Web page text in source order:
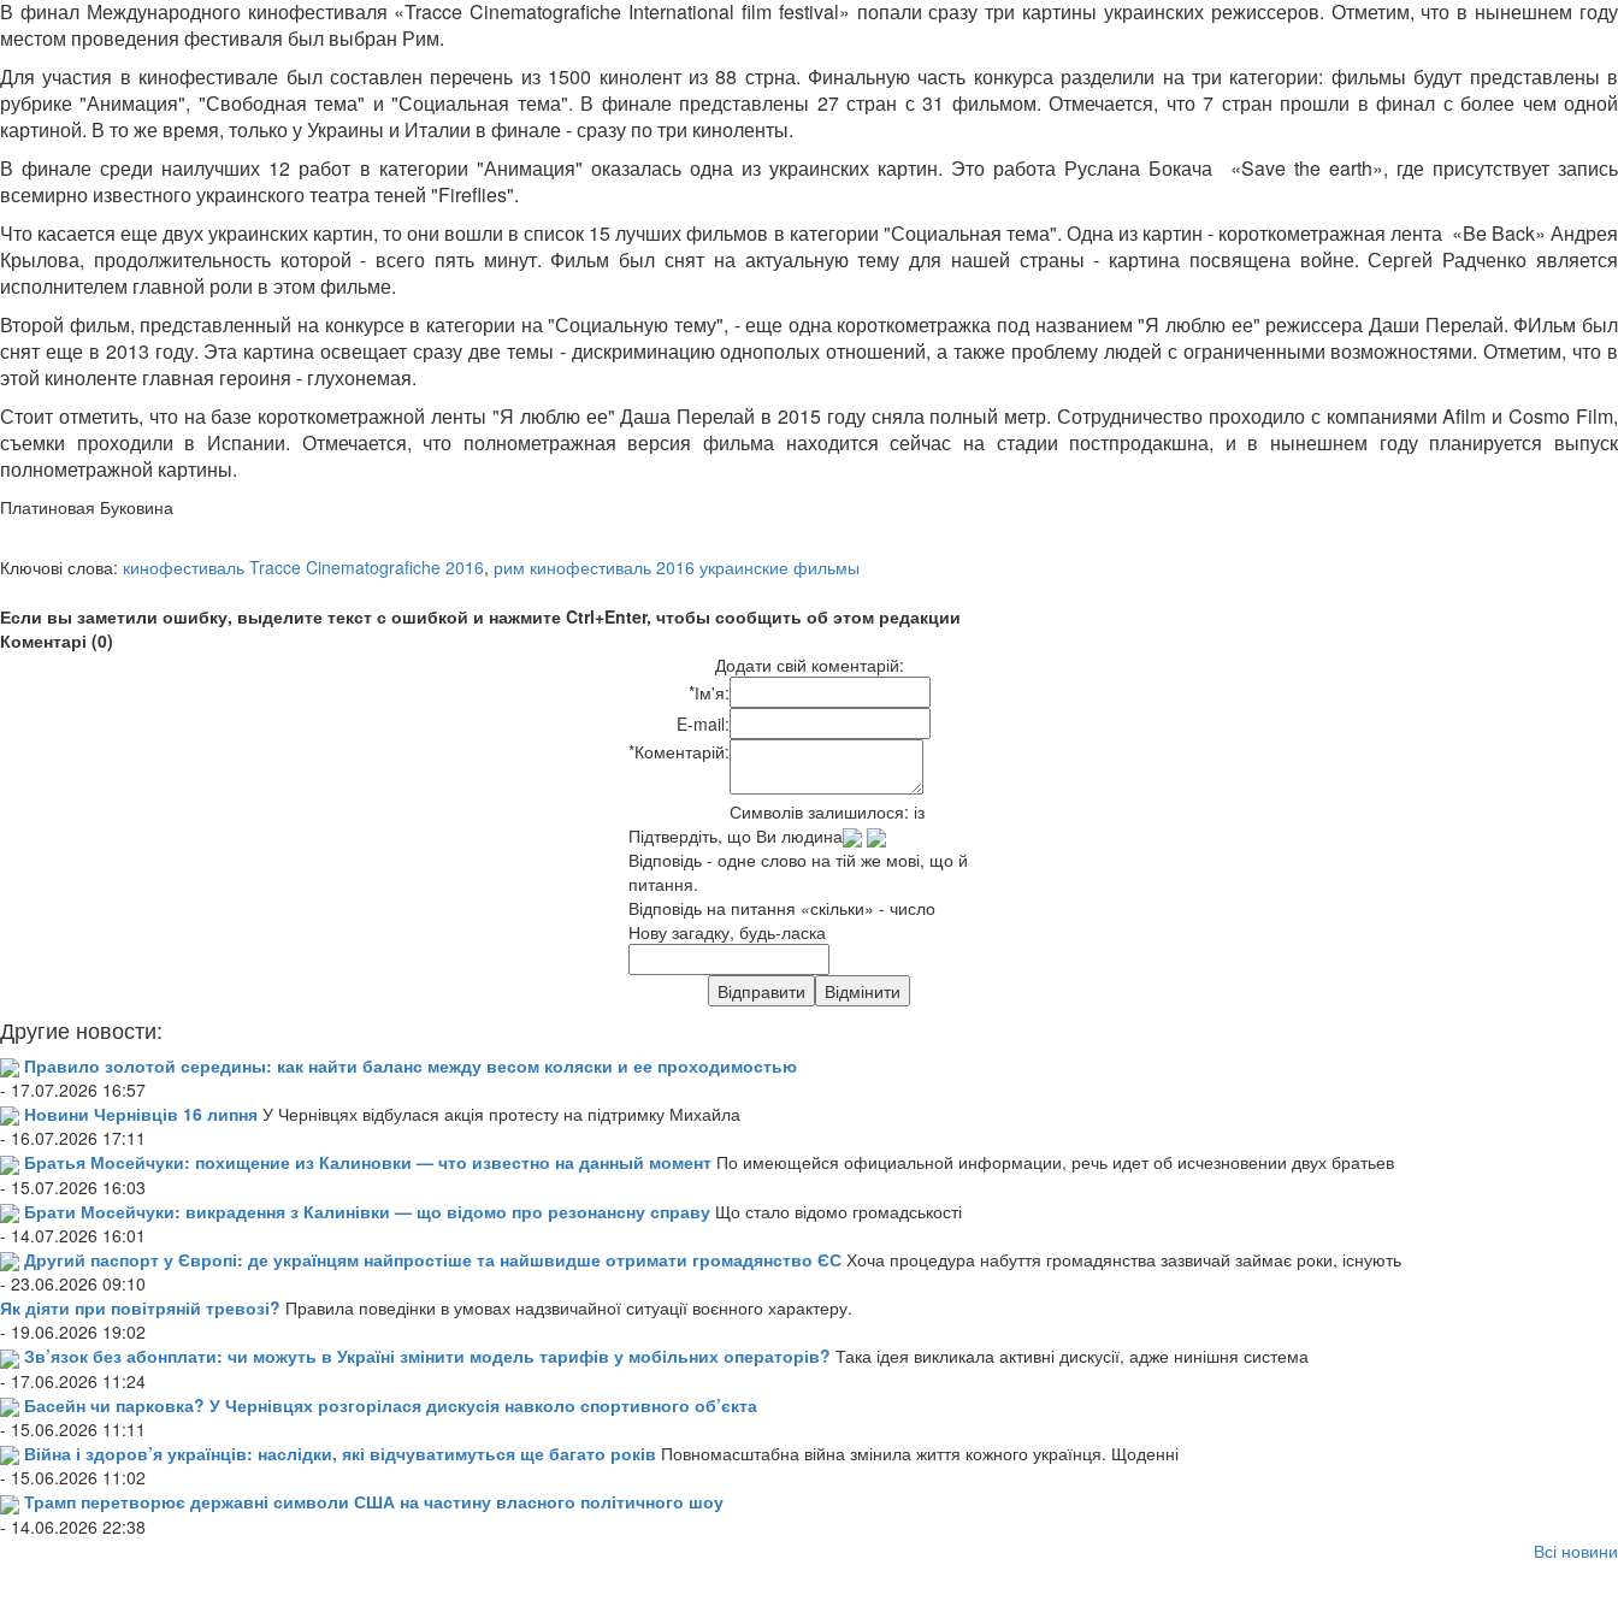
В финал Международного кинофестиваля «Tracce Cinematografiche International film festival» попали сразу три картины украинских режиссеров. Отметим, что в нынешнем году
местом проведения фестиваля был выбран Рим.
Для участия в кинофестивале был составлен перечень из 1500 кинолент из 88 стрна. Финальную часть конкурса разделили на три категории: фильмы будут представлены в
рубрике "Анимация", "Свободная тема" и "Социальная тема". В финале представлены 27 стран с 31 фильмом. Отмечается, что 7 стран прошли в финал с более чем одной
картиной. В то же время, только у Украины и Италии в финале - сразу по три киноленты.
В финале среди наилучших 12 работ в категории "Анимация" оказалась одна из украинских картин. Это работа Руслана Бокача «Save the earth», где присутствует запись
всемирно известного украинского театра теней "Fireflies".
Что касается еще двух украинских картин, то они вошли в список 15 лучших фильмов в категории "Социальная тема". Одна из картин - короткометражная лента «Be Back» Андрея
Крылова, продолжительность которой - всего пять минут. Фильм был снят на актуальную тему для нашей страны - картина посвящена войне. Сергей Радченко является
исполнителем главной роли в этом фильме.
Второй фильм, представленный на конкурсе в категории на "Социальную тему", - еще одна короткометражка под названием "Я люблю ее" режиссера Даши Перелай. ФИльм был
снят еще в 2013 году. Эта картина освещает сразу две темы - дискриминацию однополых отношений, а также проблему людей с ограниченными возможностями. Отметим, что в
этой киноленте главная героиня - глухонемая.
Стоит отметить, что на базе короткометражной ленты "Я люблю ее" Даша Перелай в 2015 году сняла полный метр. Сотрудничество проходило с компаниями Afilm и Cosmo Film,
съемки проходили в Испании. Отмечается, что полнометражная версия фильма находится сейчас на стадии постпродакшна, и в нынешнем году планируется выпуск
полнометражной картины.
Платиновая Буковина
Ключові слова: кинофестиваль Tracce Cinematografiche 2016, рим кинофестиваль 2016 украинские фильмы
Если вы заметили ошибку, выделите текст с ошибкой и нажмите Ctrl+Enter, чтобы сообщить об этом редакции
Коментарі (0)
Додати свій коментарій:
*Ім'я:
E-mail:
*Коментарій:
Символів залишилося: із
Підтвердіть, що Ви людина
Відповідь - одне слово на тій же мові, що й
питання.
Відповідь на питання «скільки» - число
Нову загадку, будь-ласка
Другие новости:
Правило золотой середины: как найти баланс между весом коляски и ее проходимостью
- 17.07.2026 16:57
Новини Чернівців 16 липня У Чернівцях відбулася акція протесту на підтримку Михайла
- 16.07.2026 17:11
Братья Мосейчуки: похищение из Калиновки — что известно на данный момент По имеющейся официальной информации, речь идет об исчезновении двух братьев
- 15.07.2026 16:03
Брати Мосейчуки: викрадення з Калинівки — що відомо про резонансну справу Що стало відомо громадськості
- 14.07.2026 16:01
Другий паспорт у Європі: де українцям найпростіше та найшвидше отримати громадянство ЄС Хоча процедура набуття громадянства зазвичай займає роки, існують
- 23.06.2026 09:10
Як діяти при повітряній тревозі? Правила поведінки в умовах надзвичайної ситуації воєнного характеру.
- 19.06.2026 19:02
Зв’язок без абонплати: чи можуть в Україні змінити модель тарифів у мобільних операторів? Така ідея викликала активні дискусії, адже нинішня система
- 17.06.2026 11:24
Басейн чи парковка? У Чернівцях розгорілася дискусія навколо спортивного об’єкта
- 15.06.2026 11:11
Війна і здоров’я українців: наслідки, які відчуватимуться ще багато років Повномасштабна війна змінила життя кожного українця. Щоденні
- 15.06.2026 11:02
Трамп перетворює державні символи США на частину власного політичного шоу
- 14.06.2026 22:38
Всі новини